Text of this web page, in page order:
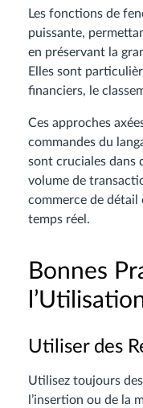
Les fonctions de
puissante,
en préservant la
Elles sont
financiers, le
Ces approches
commandes du
sont cruciales dans
volume de
commerce de détail
temps réel.
Bonnes
Utiliser des
Utilisez toujours
l’insertion ou de la